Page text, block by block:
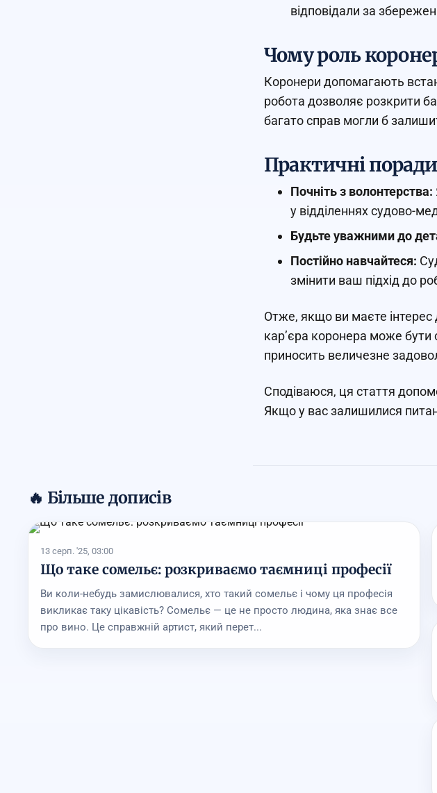
відповідали за
Чому роль
Коронери допомагають
робота дозволяє розкрити
багато справ могли б
Практичні
Почніть з волонтерства:
у відділеннях судово-
Будьте уважними до
Постійно навчайтеся:
змінити ваш підхід до
Отже, якщо ви маєте інтерес
кар’єра коронера може бути
приносить величезне
Сподіваюся, ця стаття
Якщо у вас залишилися
🔥 Більше дописів
13 серп. '25, 03:00
Що таке сомельє: розкриваємо таємниці професії
Ви коли-небудь замислювалися, хто такий сомельє і чому ця професія
викликає таку цікавість? Сомельє — це не просто людина, яка знає все
про вино. Це справжній артист, який перет...